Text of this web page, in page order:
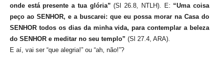
onde está presente a tua glória” (Sl 26.8, NTLH). E: “Uma coisa
peço ao SENHOR, e a buscarei: que eu possa morar na Casa do
SENHOR todos os dias da minha vida, para contemplar a beleza
do SENHOR e meditar no seu templo” (Sl 27.4, ARA).
E aí, vai ser “que alegria!” ou “ah, não!”?